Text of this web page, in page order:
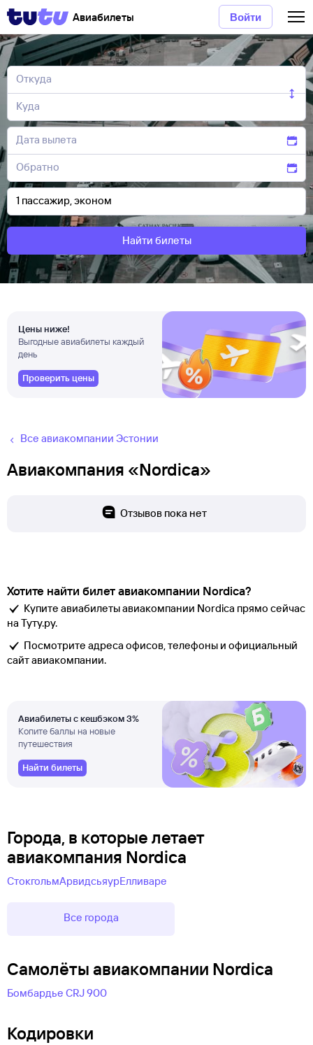
Авиабилеты Войти
Найти билеты
Цены ниже!
Выгодные авиабилеты каждый
день
Проверить цены
Все авиакомпании Эстонии
Авиакомпания «Nordica»
Отзывов пока нет
Хотите найти билет авиакомпании Nordica?
Купите авиабилеты авиакомпании Nordica прямо сейчас
на Туту.ру.
Посмотрите адреса офисов, телефоны и официальный
сайт авиакомпании.
Авиабилеты с кешбэком 3%
Копите баллы на новые
путешествия
Найти билеты
Города, в которые летает
авиакомпания Nordica
СтокгольмАрвидсьяурЕлливаре
Все города
Самолëты авиакомпании Nordica
Бомбардье CRJ 900
Кодировки